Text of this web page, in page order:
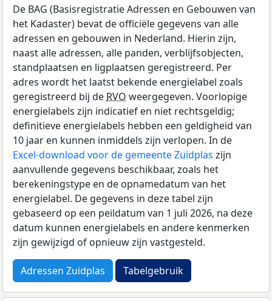
De BAG (Basisregistratie Adressen en Gebouwen van
het Kadaster) bevat de officiële gegevens van alle
adressen en gebouwen in Nederland. Hierin zijn,
naast alle adressen, alle panden, verblijfsobjecten,
standplaatsen en ligplaatsen geregistreerd. Per
adres wordt het laatst bekende energielabel zoals
geregistreerd bij de RVO weergegeven. Voorlopige
energielabels zijn indicatief en niet rechtsgeldig;
definitieve energielabels hebben een geldigheid van
10 jaar en kunnen inmiddels zijn verlopen. In de
Excel-download voor de gemeente Zuidplas zijn
aanvullende gegevens beschikbaar, zoals het
berekeningstype en de opnamedatum van het
energielabel. De gegevens in deze tabel zijn
gebaseerd op een peildatum van 1 juli 2026, na deze
datum kunnen energielabels en andere kenmerken
zijn gewijzigd of opnieuw zijn vastgesteld.
Adressen Zuidplas Tabelgebruik